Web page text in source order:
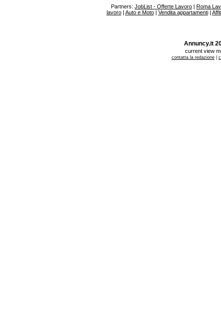
Partners: JobList - Offerte Lavoro | Roma
lavoro| Auto e Moto| Vendita appartamenti|
Annuncy.it
current view
contatta la redazione|